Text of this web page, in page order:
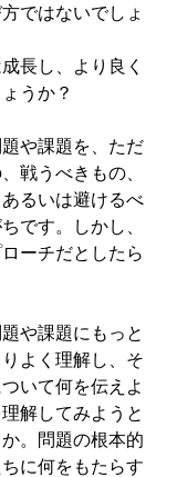
ではないでしょ
長し、より良く
うか？
や課題を、ただ
戦うべきもの、
るいは避けるべ
です。しかし、
ーチだとしたら
や課題にもっと
よく理解し、そ
いて何を伝えよ
解してみようと
。問題の根本的
に何をもたらす